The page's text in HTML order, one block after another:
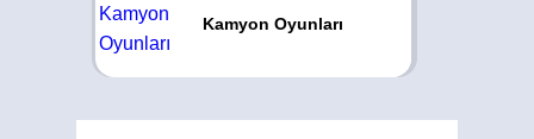
Kamyon Oyunları